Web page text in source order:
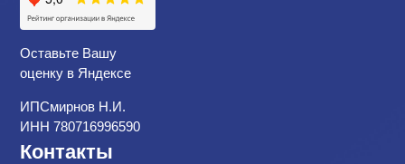
Оставьте Вашу
оценку в Яндексе
ИПСмирнов Н.И.
ИНН 780716996590
Контакты